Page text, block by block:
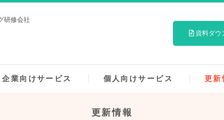
研修会社
資料ダウ
企業向けサービス 個人向けサービス 更新
更新情報